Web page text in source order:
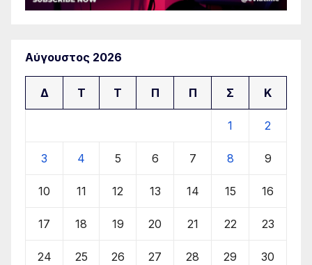
Αύγουστος 2026
Δ Τ Τ Π Π Σ Κ
1 2
3 4 5 6 7 8 9
10 11 12 13 14 15 16
17 18 19 20 21 22 23
24 25 26 27 28 29 30